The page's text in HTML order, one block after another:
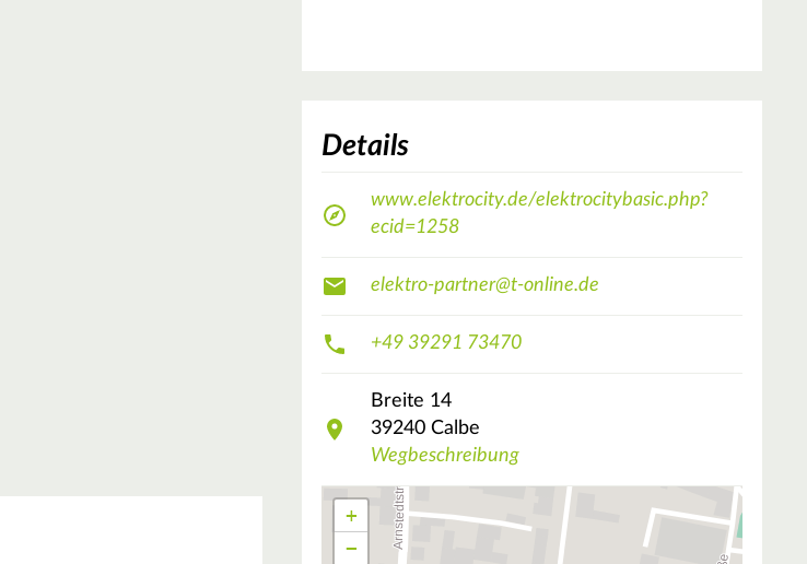
Details
www.elektrocity.de/elektrocitybasic.php?
ecid=1258
elektro-partner@t-online.de
+49 39291 73470
Breite 14
39240 Calbe
Wegbeschreibung
+
−